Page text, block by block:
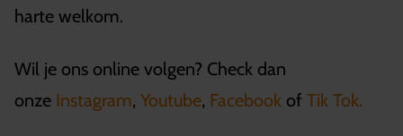
harte welkom.
Wil je ons online volgen? Check dan
onze Instagram, Youtube, Facebook of Tik Tok.